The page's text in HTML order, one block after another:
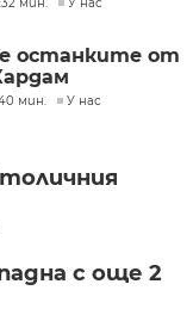
мин. У нас
останките от
мин. У нас
с още 2